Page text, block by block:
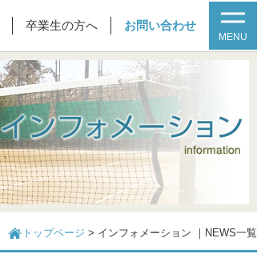
卒業生の方へ お問い合わせ
MENU
トップページ > インフォメーション ｜NEWS一覧